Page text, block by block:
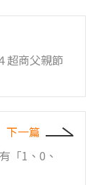
超商父親節
下一篇
「1、0、